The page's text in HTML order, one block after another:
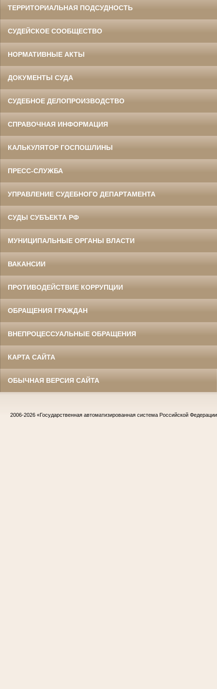
ТЕРРИТОРИАЛЬНАЯ ПОДСУДНОСТЬ
СУДЕЙСКОЕ СООБЩЕСТВО
НОРМАТИВНЫЕ АКТЫ
ДОКУМЕНТЫ СУДА
СУДЕБНОЕ ДЕЛОПРОИЗВОДСТВО
СПРАВОЧНАЯ ИНФОРМАЦИЯ
КАЛЬКУЛЯТОР ГОСПОШЛИНЫ
ПРЕСС-СЛУЖБА
УПРАВЛЕНИЕ СУДЕБНОГО ДЕПАРТАМЕНТА
СУДЫ СУБЪЕКТА РФ
МУНИЦИПАЛЬНЫЕ ОРГАНЫ ВЛАСТИ
ВАКАНСИИ
ПРОТИВОДЕЙСТВИЕ КОРРУПЦИИ
ОБРАЩЕНИЯ ГРАЖДАН
ВНЕПРОЦЕССУАЛЬНЫЕ ОБРАЩЕНИЯ
КАРТА САЙТА
ОБЫЧНАЯ ВЕРСИЯ САЙТА
2006-2026 «Государственная автоматизированная система Российской